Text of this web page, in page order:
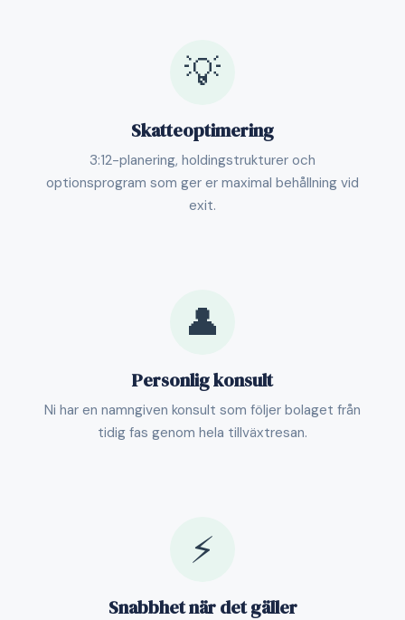
💡
Skatteoptimering
3:12-planering, holdingstrukturer och
optionsprogram som ger er maximal behållning vid
exit.
👤
Personlig konsult
Ni har en namngiven konsult som följer bolaget från
tidig fas genom hela tillväxtresan.
⚡
Snabbhet när det gäller